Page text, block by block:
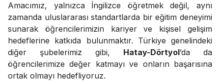
Amacımız, yalnızca İngilizce öğretmek değil, aynı
zamanda uluslararası standartlarda bir eğitim deneyimi
sunarak öğrencilerimizin kariyer ve kişisel gelişim
hedeflerine katkıda bulunmaktır. Türkiye genelindeki
diğer şubelerimiz gibi, Hatay-Dörtyol’da da
öğrencilerimize değer katmayı ve onların başarısına
ortak olmayı hedefliyoruz.